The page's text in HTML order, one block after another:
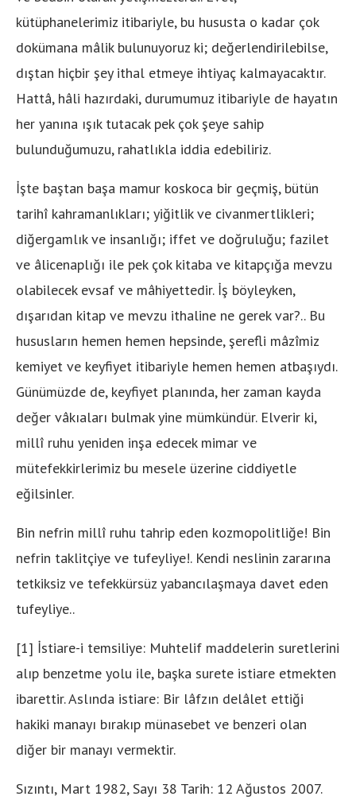
kütüphanelerimiz itibariyle, bu hususta o kadar çok
dokümana mâlik bulunuyoruz ki; değerlendirilebilse,
dıştan hiçbir şey ithal etmeye ihtiyaç kalmayacaktır.
Hattâ, hâli hazırdaki, durumumuz itibariyle de hayatın
her yanına ışık tutacak pek çok şeye sahip
bulunduğumuzu, rahatlıkla iddia edebiliriz.
İşte baştan başa mamur koskoca bir geçmiş, bütün
tarihî kahramanlıkları; yiğitlik ve civanmertlikleri;
diğergamlık ve insanlığı; iffet ve doğruluğu; fazilet
ve âlicenaplığı ile pek çok kitaba ve kitapçığa mevzu
olabilecek evsaf ve mâhiyettedir. İş böyleyken,
dışarıdan kitap ve mevzu ithaline ne gerek var?.. Bu
hususların hemen hemen hepsinde, şerefli mâzîmiz
kemiyet ve keyfiyet itibariyle hemen hemen atbaşıydı.
Günümüzde de, keyfiyet planında, her zaman kayda
değer vâkıaları bulmak yine mümkündür. Elverir ki,
millî ruhu yeniden inşa edecek mimar ve
mütefekkirlerimiz bu mesele üzerine ciddiyetle
eğilsinler.
Bin nefrin millî ruhu tahrip eden kozmopolitliğe! Bin
nefrin taklitçiye ve tufeyliye!. Kendi neslinin zararına
tetkiksiz ve tefekkürsüz yabancılaşmaya davet eden
tufeyliye..
[1] İstiare-i temsiliye: Muhtelif maddelerin suretlerini
alıp benzetme yolu ile, başka surete istiare etmekten
ibarettir. Aslında istiare: Bir lâfzın delâlet ettiği
hakiki manayı bırakıp münasebet ve benzeri olan
diğer bir manayı vermektir.
Sızıntı, Mart 1982, Sayı 38 Tarih: 12 Ağustos 2007.